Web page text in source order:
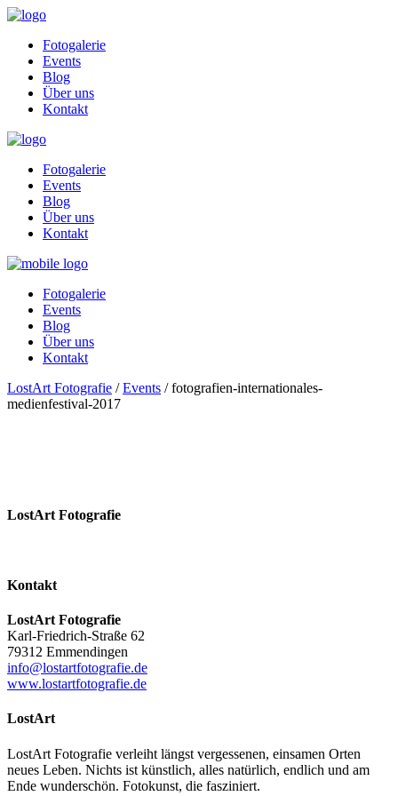
Fotogalerie
Events
Blog
Über uns
Kontakt
Fotogalerie
Events
Blog
Über uns
Kontakt
Fotogalerie
Events
Blog
Über uns
Kontakt
LostArt Fotografie /Events /fotografien-internationales-
medienfestival-2017
LostArt Fotografie
Kontakt
LostArt Fotografie
Karl-Friedrich-Straße 62
79312 Emmendingen
info@lostartfotografie.de
www.lostartfotografie.de
LostArt
LostArt Fotografie verleiht längst vergessenen, einsamen Orten
neues Leben. Nichts ist künstlich, alles natürlich, endlich und am
Ende wunderschön. Fotokunst, die fasziniert.